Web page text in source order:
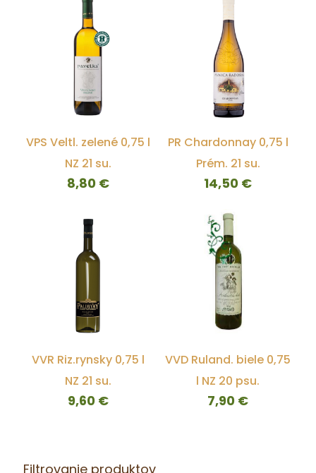
VPS Veltl. zelené 0,75 l
NZ 21 su.
8,80 €
PR Chardonnay 0,75 l
Prém. 21 su.
14,50 €
VVR Riz.rynsky 0,75 l
NZ 21 su.
9,60 €
VVD Ruland. biele 0,75
l NZ 20 psu.
7,90 €
Filtrovanie produktov